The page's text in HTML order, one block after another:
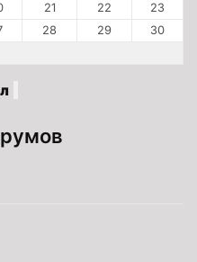
21 22
23
28 29
30